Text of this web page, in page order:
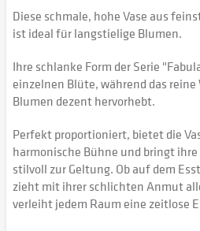
Diese schmale, hohe Vase aus
ist ideal für langstielige Blumen.
Ihre schlanke Form der Serie
einzelnen Blüte, während das
Blumen dezent hervorhebt.
Perfekt proportioniert, bietet die
harmonische Bühne und bringt
stilvoll zur Geltung. Ob auf dem
zieht mit ihrer schlichten Anmut
verleiht jedem Raum eine zeitlose